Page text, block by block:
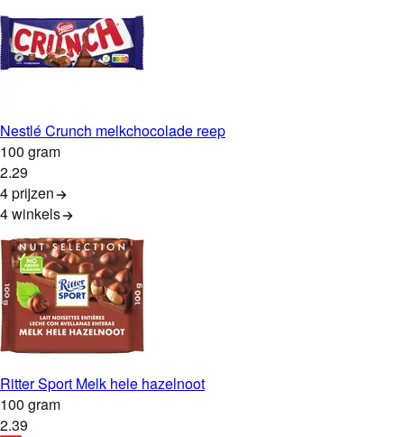
Nestlé Crunch melkchocolade reep
100 gram
2.29
4 prijzen
4winkels
Ritter Sport Melk hele hazelnoot
100 gram
2.39